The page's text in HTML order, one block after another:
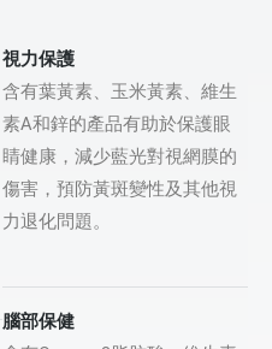
視力保護
含有葉黃素、玉米黃素、維生
素A和鋅的產品有助於保護眼
睛健康，減少藍光對視網膜的
傷害，預防黃斑變性及其他視
力退化問題。
腦部保健